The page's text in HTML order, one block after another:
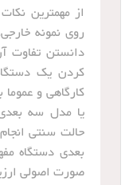
از مهمترین
روی نمونه
دانستن
کردن یک
کارگاهی و
یا مدل سه
حالت سنتی
بعدی دستگاه
صورت اصولی